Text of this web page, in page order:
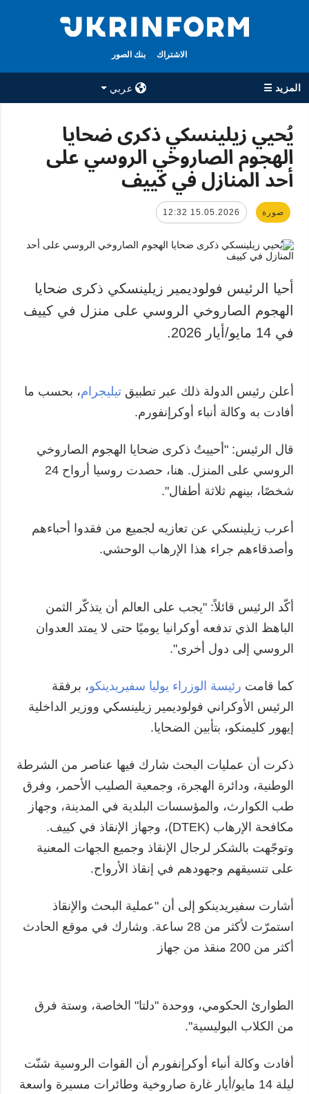
الاشتراك بنك الصور
المزيد ☰
عربي
جميع الأقسام
حرب
اقتصاد
تعافي أوكرانيا
مجتمع
الدفاع
رياضة
الوكالة
معلومات عن
وحماية البيانات
المزيد
الصور
الفيديوهات
يُحيي زيلينسكي ذكرى ضحايا
الهجوم الصاروخي الروسي على
أحد المنازل في كييف
صورة 15.05.2026 12:32
أحيا الرئيس فولوديمير زيلينسكي ذكرى ضحايا
الهجوم الصاروخي الروسي على منزل في كييف
في 14 مايو/أيار 2026.
أعلن رئيس الدولة ذلك عبر تطبيقتيليجرام، بحسب ما
أفادت به وكالة أنباء أوكرإنفورم.
قال الرئيس: "أحييتُ ذكرى ضحايا الهجوم الصاروخي
الروسي على المنزل. هنا، حصدت روسيا أرواح 24
شخصًا، بينهم ثلاثة أطفال".
أعرب زيلينسكي عن تعازيه لجميع من فقدوا أحباءهم
وأصدقاءهم جراء هذا الإرهاب الوحشي.
أكّد الرئيس قائلاً: "يجب على العالم أن يتذكّر الثمن
الباهظ الذي تدفعه أوكرانيا يوميًا حتى لا يمتد العدوان
الروسي إلى دول أخرى".
كما قامت رئيسة الوزراء يوليا سفيريدينكو، برفقة
الرئيس الأوكراني فولوديمير زيلينسكي ووزير الداخلية
إيهور كليمنكو، بتأبين الضحايا.
ذكرت أن عمليات البحث شارك فيها عناصر من الشرطة
الوطنية، ودائرة الهجرة، وجمعية الصليب الأحمر، وفرق
طب الكوارث، والمؤسسات البلدية في المدينة، وجهاز
مكافحة الإرهاب (DTEK)، وجهاز الإنقاذ في كييف.
وتوجّهت بالشكر لرجال الإنقاذ وجميع الجهات المعنية
على تنسيقهم وجهودهم في إنقاذ الأرواح.
أشارت سفيريدينكو إلى أن "عملية البحث والإنقاذ
استمرّت لأكثر من 28 ساعة. وشارك في موقع الحادث
أكثر من 200 منقذ من جهاز
الطوارئ الحكومي، ووحدة "دلتا" الخاصة، وستة فرق
من الكلاب البوليسية".
أفادت وكالة أنباء أوكرإنفورم أن القوات الروسية شنّت
ليلة 14 مايو/أيار غارة صاروخية وطائرات مسيرة واسعة